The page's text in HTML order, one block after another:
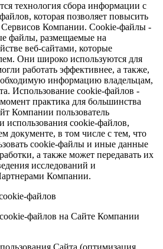
технология сбора информации с
которая позволяет повысить
Сервисов Компании. Сookie-файлы -
файлы, размещаемые на
веб-сайтами, которые
Они широко используются для
работать эффективнее, а также,
информацию владельцам,
Использование cookie-файлов -
практика для большинства
Компании пользователь
использования cookie-файлов,
документе, в том числе с тем, что
cookie-файлы и иные данные
а также может передавать их
исследований и
Компании.
файлов
файлов на Сайте Компании
Сайта (оптимизация